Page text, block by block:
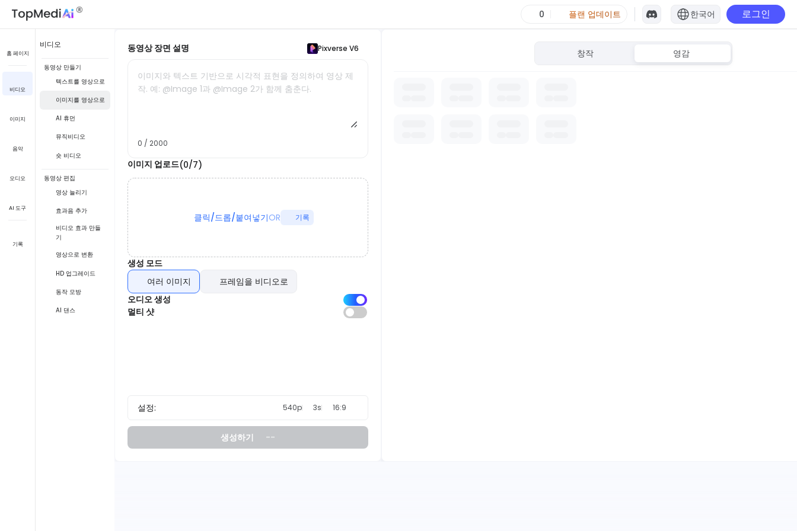
0 플랜 업데이트 한국어 로그인
홈 페이지
비디오
이미지
음악
오디오
AI 도구
기록
비디오
동영상 만들기
텍스트를 영상으로
이미지를 영상으로
AI 휴먼
뮤직비디오
숏 비디오
동영상 편집
영상 늘리기
효과음 추가
비디오 효과 만들
기
영상으로 변환
HD 업그레이드
동작 모방
AI 댄스
Pixverse V6
동영상 장면 설명
이미지와 텍스트 기반으로 시각적 표현을 정의하여 영상 제
작. 예: @Image 1과 @Image 2가 함께 춤춘다.
0 / 2000
이미지 업로드(0/7)
클릭/드롭/붙여넣기OR 기록
생성 모드
여러 이미지
프레임을 비디오로
오디오 생성
멀티 샷
설정: 540p 3s 16:9
생성하기 --
창작 영감